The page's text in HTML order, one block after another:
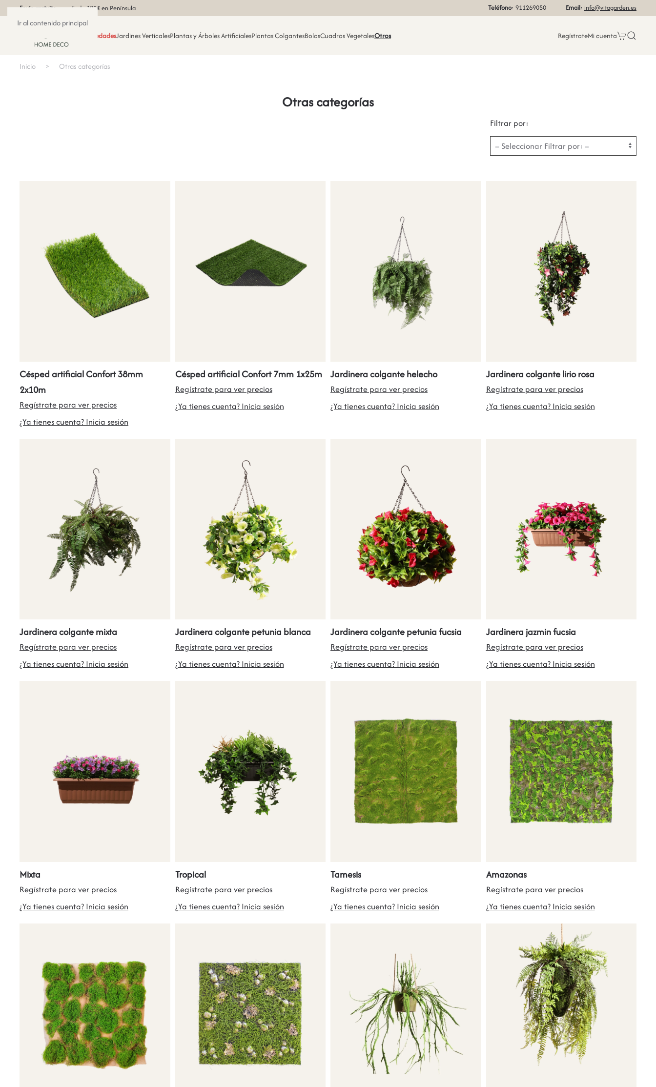
Ir al contenido principal
Envío gratuitoa partir de 300€ en Península Teléfono: 911269050 Email: info@vitagarden.es
NovedadesJardines VerticalesPlantas y Árboles ArtificialesPlantas ColgantesBolasCuadros VegetalesOtros RegístrateMi cuenta
Inicio Otras categorías
Otras categorías
Filtrar por:
Césped artificial Confort 38mm
2x10m
Regístrate para ver precios
¿Ya tienes cuenta? Inicia sesión
Césped artificial Confort 7mm 1x25m
Regístrate para ver precios
¿Ya tienes cuenta? Inicia sesión
Jardinera colgante helecho
Regístrate para ver precios
¿Ya tienes cuenta? Inicia sesión
Jardinera colgante lirio rosa
Regístrate para ver precios
¿Ya tienes cuenta? Inicia sesión
Jardinera colgante mixta
Regístrate para ver precios
¿Ya tienes cuenta? Inicia sesión
Jardinera colgante petunia blanca
Regístrate para ver precios
¿Ya tienes cuenta? Inicia sesión
Jardinera colgante petunia fucsia
Regístrate para ver precios
¿Ya tienes cuenta? Inicia sesión
Jardinera jazmin fucsia
Regístrate para ver precios
¿Ya tienes cuenta? Inicia sesión
Mixta
Regístrate para ver precios
¿Ya tienes cuenta? Inicia sesión
Tropical
Regístrate para ver precios
¿Ya tienes cuenta? Inicia sesión
Tamesis
Regístrate para ver precios
¿Ya tienes cuenta? Inicia sesión
Amazonas
Regístrate para ver precios
¿Ya tienes cuenta? Inicia sesión